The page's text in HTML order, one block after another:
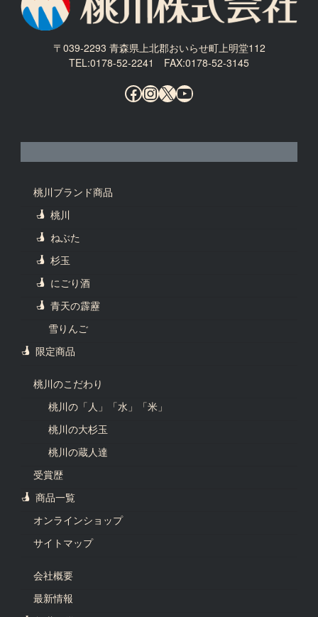
〒039-2293 青森県上北郡おいらせ町上明堂112
TEL:0178-52-2241 FAX:0178-52-3145
Facebook
Instagram
X YouTube
桃川ブランド商品
桃川
ねぶた
杉玉
にごり酒
青天の霹靂
雪りんご
限定商品
桃川のこだわり
桃川の「人」「水」「米」
桃川の大杉玉
桃川の蔵人達
受賞歴
商品一覧
オンラインショップ
サイトマップ
会社概要
最新情報